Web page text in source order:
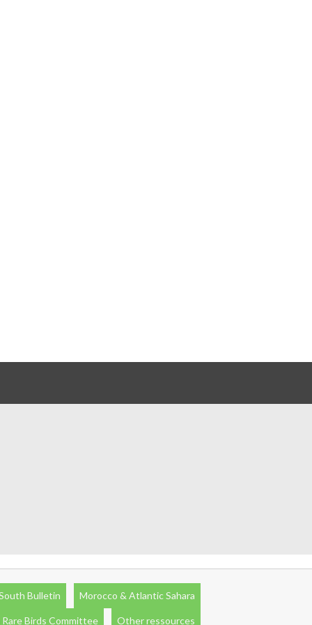
Bulletin Morocco & Atlantic Sahara
Birds Committee Other ressources